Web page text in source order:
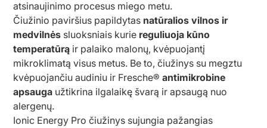
atsinaujinimo procesus miego metu.
Čiužinio paviršius papildytas natūralios vilnos ir
medvilnės sluoksniais kurie reguliuoja kūno
temperatūrą ir palaiko malonų, kvėpuojantį
mikroklimatą visus metus. Be to, čiužinys su megztu
kvėpuojančiu audiniu ir Fresche®antimikrobine
apsauga užtikrina ilgalaikę švarą ir apsaugą nuo
alergenų.
Ionic Energy Pro čiužinys sujungia pažangias